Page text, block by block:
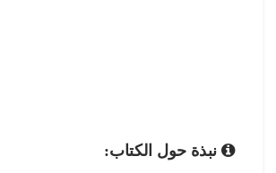
نبذة حول الكتاب: